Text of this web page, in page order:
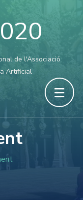
de l'Associació
Artificial